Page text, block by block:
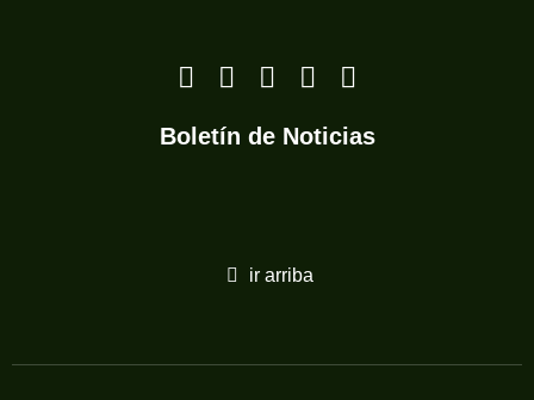
Boletín de Noticias
ir arriba